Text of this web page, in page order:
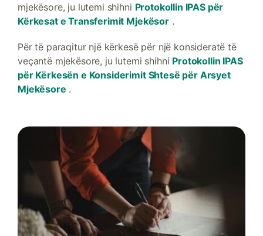
mjekësore, ju lutemi shihni Protokollin IPAS për
Kërkesat e Transferimit Mjekësor.
Për të paraqitur një kërkesë për një konsideratë të
veçantë mjekësore, ju lutemi shihni Protokollin IPAS
për Kërkesën e Konsiderimit Shtesë për Arsyet
Mjekësore .